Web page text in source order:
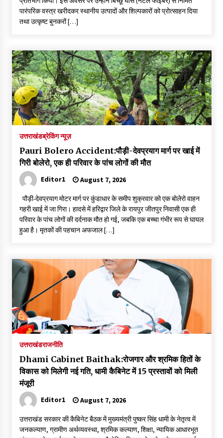
पारंपरिक वस्त्र खरीदकर स्थानीय उत्पादों और शिल्पकारों को प्रोत्साहन दिया
तथा उत्कृष्ट बुनकरों […]
उत्तराखंडब्रेकिंग न्यूज़
Pauri Bolero Accident:पौड़ी-देवप्रयाग मार्ग पर खाई में
गिरी बोलेरो, एक ही परिवार के पांच लोगों की मौत
Editor1 August 7, 2026
पौड़ी-देवप्रयाग मोटर मार्ग पर कुंडाधार के समीप शुक्रवार को एक बोलेरो वाहन
गहरी खाई में जा गिरा। हादसे में हरिद्वार जिले के रायपुर जीतपुर निवासी एक ही
परिवार के पांच लोगों की दर्दनाक मौत हो गई, जबकि एक बच्चा गंभीर रूप से घायल
हुआ है। मृतकों की पहचान अफजाल […]
उत्तराखंडराजनीति
Dhami Cabinet Baithak:रोजगार और श्रमिक हितों के
विकास को मिलेगी नई गति, धामी कैबिनेट में 15 प्रस्तावों को मिली
मंजूरी
Editor1 August 7, 2026
उत्तराखंड सरकार की कैबिनेट बैठक में मुख्यमंत्री पुष्कर सिंह धामी के नेतृत्व में
जनकल्याण, ग्रामीण अर्थव्यवस्था, श्रमिक कल्याण, शिक्षा, न्यायिक आधारभूत